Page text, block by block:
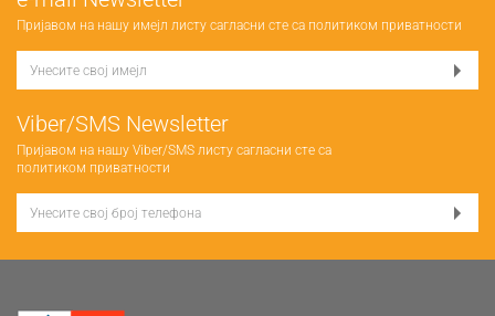
Пријавом на нашу имејл листу сагласни сте са политиком приватности
Viber/SMS Newsletter
Пријавом на нашу Viber/SMS листу сагласни сте са
политиком приватности